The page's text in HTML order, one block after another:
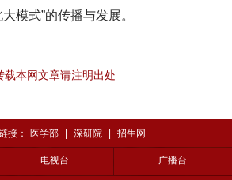
模式”的传播与发展。
载本网文章请注明出处
接： 医学部 深研院 招生网
电视台 广播台